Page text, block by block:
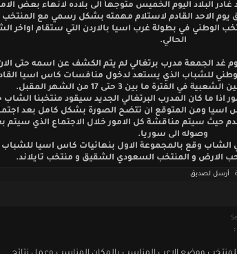
البلاد اليوم الخميس متوجهاً الى بلاده لانهاء بعض
يوم الاحد القادم لاستلام مهمته بشكل رسمي مع
الوطني في بطولة غرب اسيا بالاردن التي ستقام اواخر
الحالي.
غد الجمعة مدرب برتغالي لم يتم الكشف عن اسمه حتى
للشباب الذي يستعد لدخول منافسات كاس اسيا
الفترة ما بين 3 حتى 17 من الشهر المقبل.
اذا ما كان المدرب البرتغالي الجديد سيقود منتخبنا الشاب
اسيا ومن المتوقع ان تتضح الصورة بشكل كامل بعد
حيث سيتم مناقشة كل الامور خلال الاجتماع الذي سيتم
وصوله الى سوريا.
الشاب وقع بالمجموعة الاول بنهائيات كاس اسيا للشباب
الارض و المنتخب السعودي الشقيق و منتخب تايلاند.
أرسل لصديق